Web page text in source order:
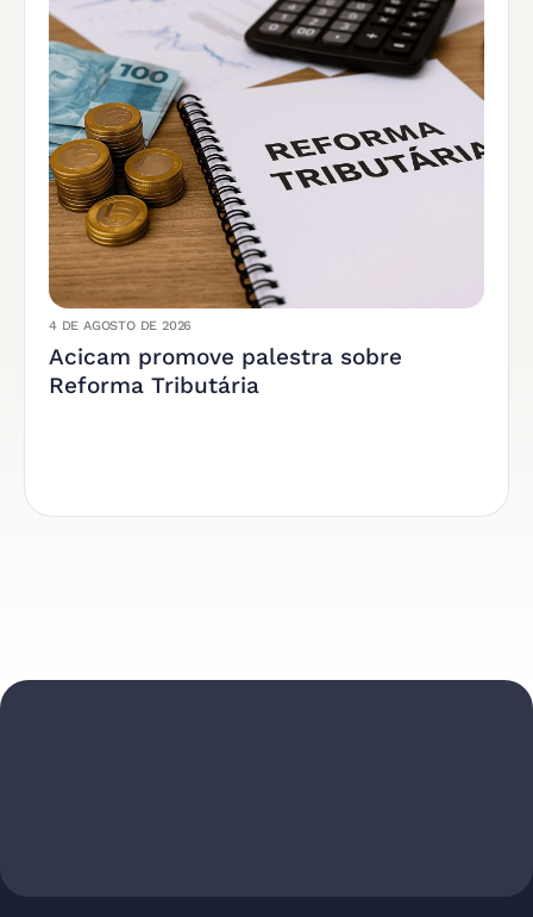
4 DE AGOSTO DE 2026
Acicam promove palestra sobre
Reforma Tributária